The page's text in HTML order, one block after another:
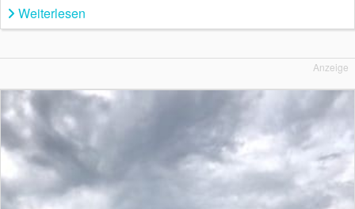
Weiterlesen
Anzeige